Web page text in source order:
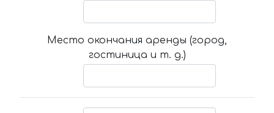
Место окончания аренды (город,
гостиница и т. д.)